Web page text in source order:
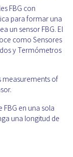
FBG con
para formar una
un sensor FBG. El
como Sensores
y Termómetros
measurements of
en una sola
una longitud de